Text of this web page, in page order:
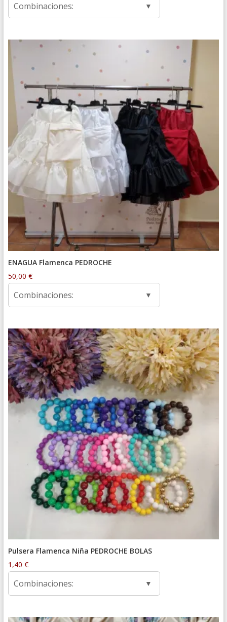
Combinaciones:
ENAGUA Flamenca PEDROCHE
50,00 €
Combinaciones:
Pulsera Flamenca Niña PEDROCHE BOLAS
1,40 €
Combinaciones: